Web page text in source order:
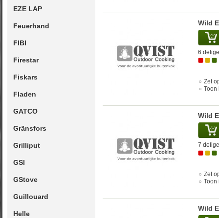
EZE LAP
Feuerhand
FIBI
Firestar
Fiskars
Fladen
GATCO
Gränsfors
Grilliput
GSI
GStove
Guillouard
Helle
Wild
6
Zet
Toon
Wild
7
Zet
Toon
Wild